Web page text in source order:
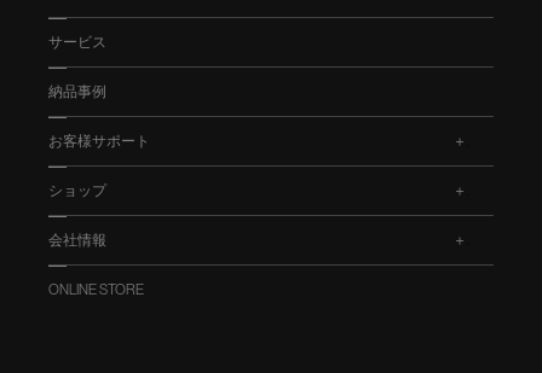
サービス
納品事例
お客様サポート
ショップ
会社情報
ONLINE STORE